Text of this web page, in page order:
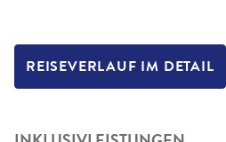
REISEVERLAUF IM DETAIL